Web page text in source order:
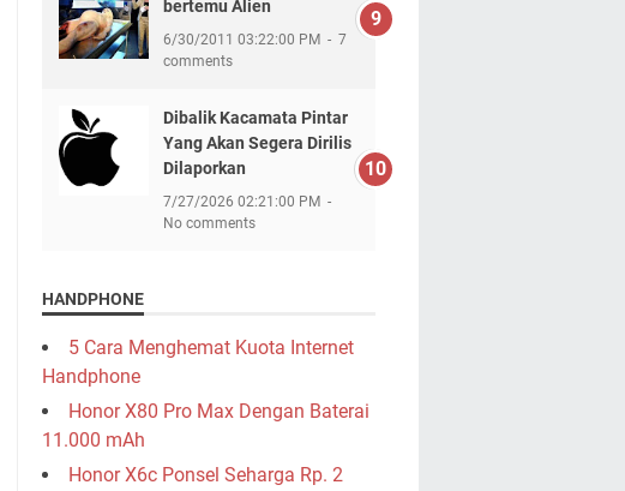
bertemu Alien
6/30/2011 03:22:00 PM
7
comments
Dibalik Kacamata Pintar
Yang Akan Segera Dirilis
Dilaporkan
7/27/2026 02:21:00 PM
No comments
HANDPHONE
5 Cara Menghemat Kuota Internet
Handphone
Honor X80 Pro Max Dengan Baterai
11.000 mAh
Honor X6c Ponsel Seharga Rp. 2